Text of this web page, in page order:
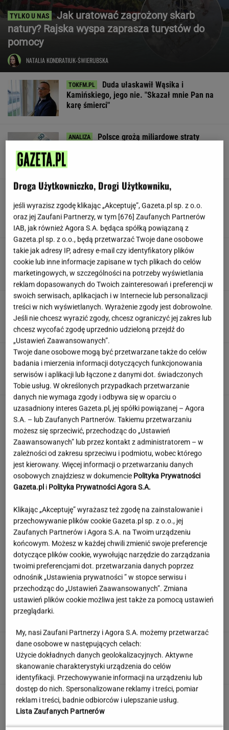
Jak uratować zagrożony skarb
natury? Rajska wyspa zaprasza turystów do
pomocy
NATALIA KONDRATIUK-ŚWIERUBSKA
Duda ułaskawił Wąsika i
Kamińskiego, jego nie. "Skazał mnie Pan na
karę śmierci"
Polsce grożą miliardowe straty
Pracownicy branży IT śmieją się
przez łzy. Zwolnienia w łódzkiej siedzibie
wielkiej firmy
SUBSKRYPCJA
Urzędnicy pukają do domów. Chcą paragonów
MATERIAŁ PROMOCYJNY
Dramat uczestników pielgrzymki. Runął na
nich konar drzewa
Rekord padł w niewielkim stawie. Taki okaz
trafia się bardzo rzadko
Europejski Bank Centralny miażdży pomysł
Nawrockiego i Glapińskiego
Nie dostała się do liceum mimo
świetnych wyników. Kuratorium wyjaśnia
KLAUDIA KIERZKOWSKA
Quiz wiedzy ogólnej prawda/fałsz. Odróżnisz
fakty od mitów?
Droga Użytkowniczko, Drogi Użytkowniku,
jeśli wyrazisz zgodę klikając „Akceptuję”, Gazeta.pl sp. z o.o.
oraz jej Zaufani Partnerzy, w tym [676] Zaufanych Partnerów
IAB, jak również Agora S.A. będąca spółką powiązaną z
Gazeta.pl sp. z o.o., będą przetwarzać Twoje dane osobowe
takie jak adresy IP, adresy e-mail czy identyfikatory plików
cookie lub inne informacje zapisane w tych plikach do celów
marketingowych, w szczególności na potrzeby wyświetlania
reklam dopasowanych do Twoich zainteresowań i preferencji w
swoich serwisach, aplikacjach i w Internecie lub personalizacji
treści w nich wyświetlanych. Wyrażenie zgody jest dobrowolne.
Jeśli nie chcesz wyrazić zgody, chcesz ograniczyć jej zakres lub
chcesz wycofać zgodę uprzednio udzieloną przejdź do
„Ustawień Zaawansowanych”.
Twoje dane osobowe mogą być przetwarzane także do celów
badania i mierzenia informacji dotyczących funkcjonowania
serwisów i aplikacji lub łączone z danymi dot. świadczonych
Tobie usług. W określonych przypadkach przetwarzanie
danych nie wymaga zgody i odbywa się w oparciu o
uzasadniony interes Gazeta.pl, jej spółki powiązanej – Agora
S.A. – lub Zaufanych Partnerów. Takiemu przetwarzaniu
możesz się sprzeciwić, przechodząc do „Ustawień
Zaawansowanych” lub przez kontakt z administratorem – w
zależności od zakresu sprzeciwu i podmiotu, wobec którego
jest kierowany. Więcej informacji o przetwarzaniu danych
osobowych znajdziesz w dokumencie Polityka Prywatności
Gazeta.pl i Polityka Prywatności Agora S.A.
Klikając „Akceptuję” wyrażasz też zgodę na zainstalowanie i
przechowywanie plików cookie Gazeta.pl sp. z o.o., jej
Zaufanych Partnerów i Agora S.A. na Twoim urządzeniu
końcowym. Możesz w każdej chwili zmienić swoje preferencje
dotyczące plików cookie, wywołując narzędzie do zarządzania
twoimi preferencjami dot. przetwarzania danych poprzez
odnośnik „Ustawienia prywatności ” w stopce serwisu i
przechodząc do „Ustawień Zaawansowanych”. Zmiana
ustawień plików cookie możliwa jest także za pomocą ustawień
przeglądarki.
My, nasi Zaufani Partnerzy i Agora S.A. możemy przetwarzać
dane osobowe w następujących celach:
Użycie dokładnych danych geolokalizacyjnych. Aktywne
skanowanie charakterystyki urządzenia do celów
identyfikacji. Przechowywanie informacji na urządzeniu lub
dostęp do nich. Spersonalizowane reklamy i treści, pomiar
reklam i treści, badnie odbiorców i ulepszanie usług.
Lista Zaufanych Partnerów